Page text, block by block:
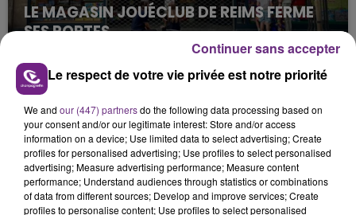
LE MAGASIN JOUÉCLUB DE REIMS FERME
SES PORTES
C'était l'une des institutions du centre-ville
rémois. Le magasin JouéClub est contraint de
fermer ses portes.
TITRES DIFFUSÉS
17h53
17h53 17h47
17h47
Le respect de votre vie privée est notre priorité
We and our (447) partnersdo the following data processing based on
your consent and/or our legitimate interest: Store and/or access
information on a device; Use limited data to select advertising; Create
profiles for personalised advertising; Use profiles to select personalised
advertising; Measure advertising performance; Measure content
performance; Understand audiences through statistics or combinations
of data from different sources; Develop and improve services; Create
profiles to personalise content; Use profiles to select personalised
Continuer sans accepter